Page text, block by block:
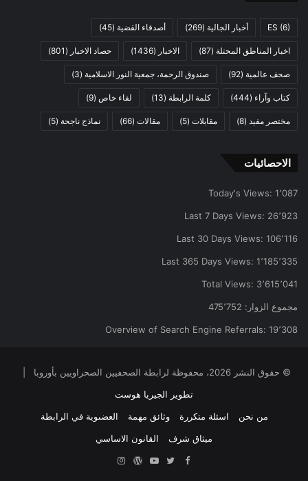
ES (6) أخبار الجالية (269) أصدقاء القضية (45)
اخبار المناطق المحتلة (87) الاخبار (1436) حصاد الاخبار (801)
صحف عالمية (92) صندوق الرحمة، جمعية النور الاسلامية (3)
كتاب وآراء (444) كلمة الرابطة (13) لقاء خاص (9)
مختصر مفيد (8) مقابلات (5) مقالات (66) نماذج ناجحة (5)
الاحصائيات
Today's Views: 1٬087
Last 7 Days Views: 26٬923
Last 30 Days Views: 106٬116
Last 365 Days Views: 1٬185٬335
Total Views: 3٬615٬041
مجموع الزوار: 475٬752
Overview of Search Engine Referrals: 19٬308
© حقوق النشر 2026، محفوظة لرابطة الصحفيين الصحراويين بأوروبا |
تطوير الجيريا هوست
من نحن
اسئلة متكررة وثائق مهمة
العضىوية في الرابطة
ميثاق شرف
القانون الاساسي
Facebook
Twitter
YouTubeووردبريس